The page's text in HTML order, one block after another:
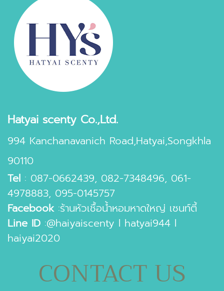
Hatyai scenty Co.,Ltd.
994 Kanchanavanich Road,Hatyai,Songkhla
90110
Tel : 087-0662439, 082-7348496, 061-
4978883, 095-0145757
Facebook:ร้านหัวเชื้อน้ำหอมหาดใหญ่ เซนท์ตี้
Line ID :@haiyaiscenty l hatyai944 l
haiyai2020
CONTACT US